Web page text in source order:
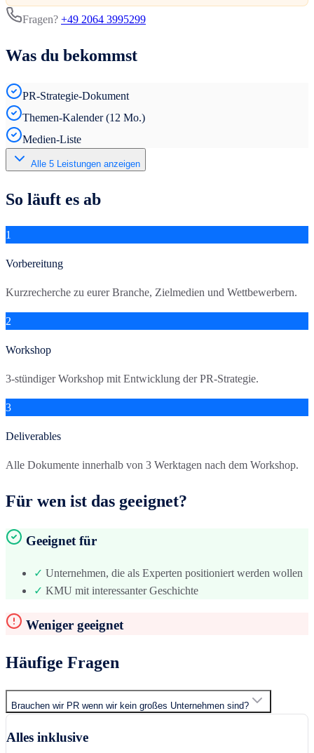
Fragen? +49 2064 3995299
Was du bekommst
PR-Strategie-Dokument
Themen-Kalender (12 Mo.)
Medien-Liste
Alle 5 Leistungen anzeigen
So läuft es ab
1
Vorbereitung
Kurzrecherche zu eurer Branche, Zielmedien und Wettbewerbern.
2
Workshop
3-stündiger Workshop mit Entwicklung der PR-Strategie.
3
Deliverables
Alle Dokumente innerhalb von 3 Werktagen nach dem Workshop.
Für wen ist das geeignet?
Geeignet für
✓ Unternehmen, die als Experten positioniert werden wollen
✓ KMU mit interessanter Geschichte
Weniger geeignet
Häufige Fragen
Brauchen wir PR wenn wir kein großes Unternehmen sind?
Alles inklusive